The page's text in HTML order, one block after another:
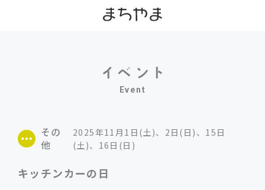
Event
その
他
2025年11月1日(土)、2日(日)、15日
(土)、16日(日)
キッチンカーの日